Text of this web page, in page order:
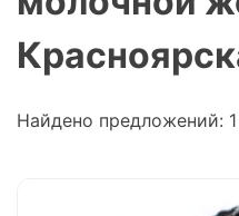
Найдено предложений: 1